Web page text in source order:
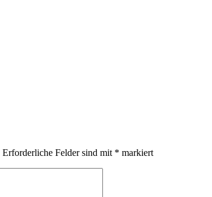
Erforderliche Felder sind mit * markiert